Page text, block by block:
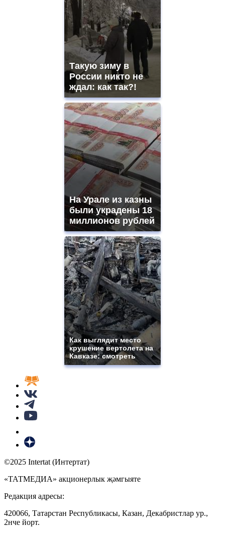
Такую зиму в
России никто не
ждал: как так?!
На Урале из казны
были украдены 18
миллионов рублей
Как выглядит место
крушение вертолета на
Кавказе: смотреть
©2025 Intertat (Интертат)
«ТАТМЕДИА» акционерлык җәмгыяте
Редакция адресы:
420066, Татарстан Республикасы, Казан, Декабристлар ур.,
2нче йорт.